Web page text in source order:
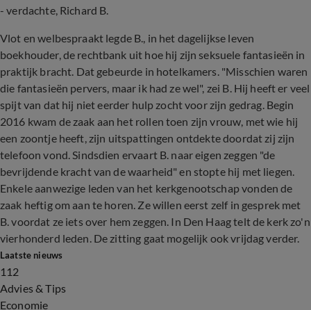
- verdachte, Richard B.
Vlot en welbespraakt legde B., in het dagelijkse leven
boekhouder, de rechtbank uit hoe hij zijn seksuele fantasieën in
praktijk bracht. Dat gebeurde in hotelkamers. "Misschien waren
die fantasieën pervers, maar ik had ze wel", zei B. Hij heeft er veel
spijt van dat hij niet eerder hulp zocht voor zijn gedrag. Begin
2016 kwam de zaak aan het rollen toen zijn vrouw, met wie hij
een zoontje heeft, zijn uitspattingen ontdekte doordat zij zijn
telefoon vond. Sindsdien ervaart B. naar eigen zeggen "de
bevrijdende kracht van de waarheid" en stopte hij met liegen.
Enkele aanwezige leden van het kerkgenootschap vonden de
zaak heftig om aan te horen. Ze willen eerst zelf in gesprek met
B. voordat ze iets over hem zeggen. In Den Haag telt de kerk zo'n
vierhonderd leden. De zitting gaat mogelijk ook vrijdag verder.
Laatste nieuws
112
Advies & Tips
Economie